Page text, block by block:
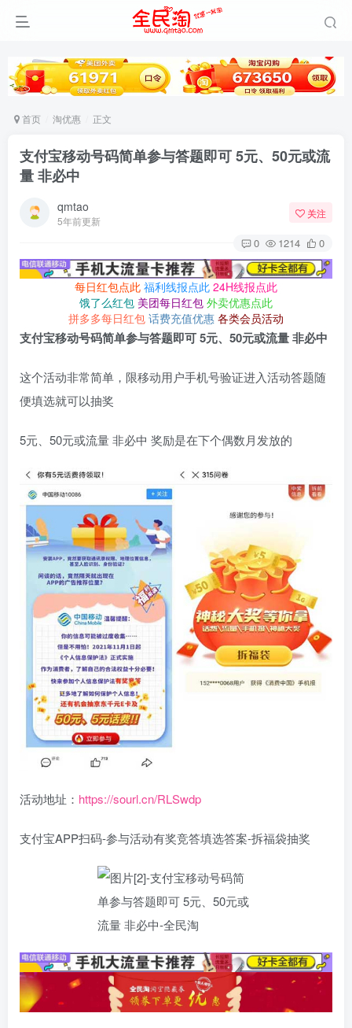
首页 淘优惠 正文
支付宝移动号码简单参与答题即可 5元、50元或流
量 非必中
qmtao
5年前更新
关注
0 1214 0
每日红包点此 福利线报点此 24H线报点此
饿了么红包 美团每日红包 外卖优惠点此
拼多多每日红包 话费充值优惠 各类会员活动
支付宝移动号码简单参与答题即可 5元、50元或流量 非必中
这个活动非常简单，限移动用户手机号验证进入活动答题随
便填选就可以抽奖
5元、50元或流量 非必中 奖励是在下个偶数月发放的
活动地址： https://sourl.cn/RLSwdp
支付宝APP扫码-参与活动有奖竞答填选答案-拆福袋抽奖